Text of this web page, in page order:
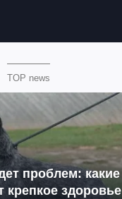
TOP news
проблем: какие
крепкое здоровье